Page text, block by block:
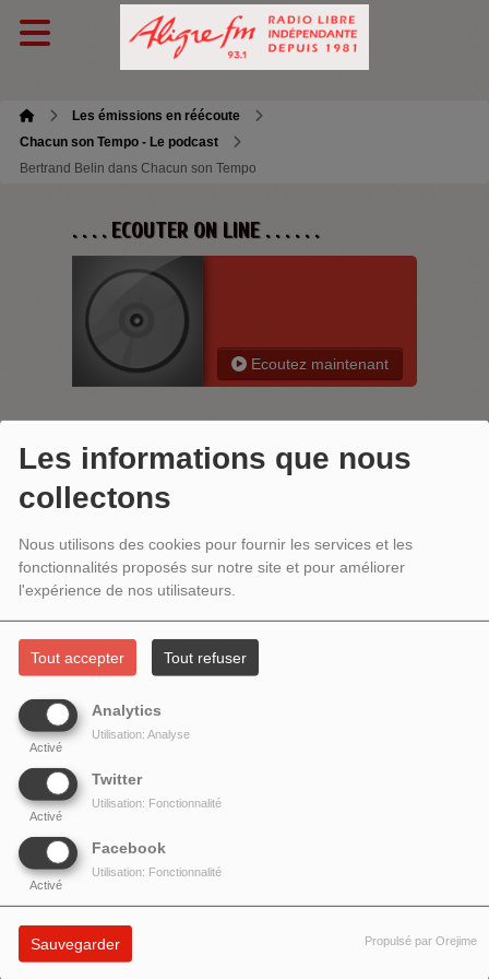
Les informations que nous
collectons
Nous utilisons des cookies pour fournir les services et les
fonctionnalités proposés sur notre site et pour améliorer
l'expérience de nos utilisateurs.
Tout accepter Tout refuser
Analytics
Activé
Utilisation: Analyse
Twitter
Activé
Utilisation: Fonctionnalité
Facebook
Activé
Utilisation: Fonctionnalité
Sauvegarder Propulsé par Orejime
Les émissions en réécoute
Chacun son Tempo - Le podcast
Bertrand Belin dans Chacun son Tempo
. . . . ECOUTER ON LINE . . . . . .
Ecoutez maintenant
BERTRAND BELIN DANS CHACUN